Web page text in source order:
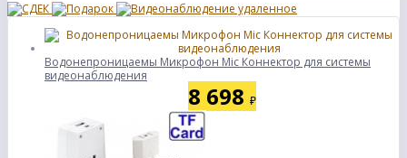
Водонепроницаемы Микрофон Mic Коннектор для системы
видеонаблюдения
8 698 ₽